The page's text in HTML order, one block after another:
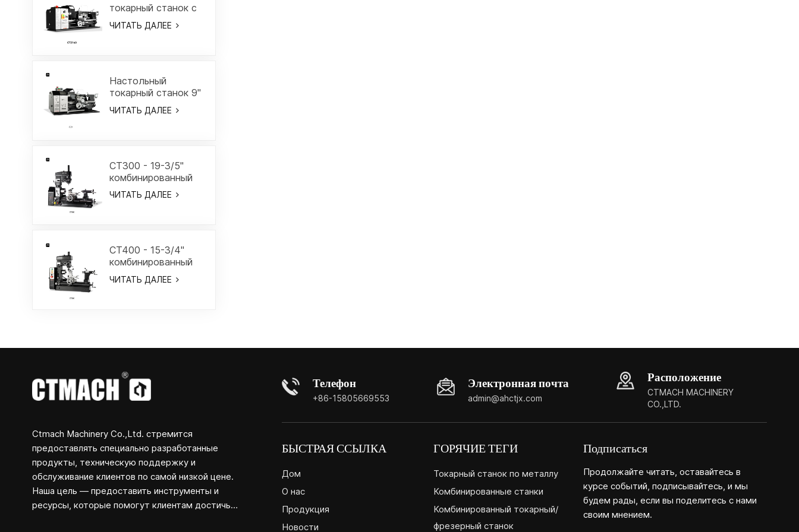
токарный станок с
переменной
скоростью - CT2140
ЧИТАТЬ ДАЛЕЕ
Настольный
токарный станок 9"
x 18" - C21
ЧИТАТЬ ДАЛЕЕ
CT300 - 19-3/5"
комбинированный
токарный/
фрезерный станок
ЧИТАТЬ ДАЛЕЕ
CT400 - 15-3/4"
комбинированный
токарный/
фрезерный станок
ЧИТАТЬ ДАЛЕЕ
Ctmach Machinery Co.,Ltd. стремится
предоставлять специально разработанные
продукты, техническую поддержку и
обслуживание клиентов по самой низкой цене.
Наша цель — предоставить инструменты и
ресурсы, которые помогут клиентам достичь
Телефон
+86-15805669553
Электронная почта
admin@ahctjx.com
Расположение
CTMACH MACHINERY
CO.,LTD.
БЫСТРАЯ ССЫЛКА
Дом
О нас
Продукция
Новости
ГОРЯЧИЕ ТЕГИ
Токарный станок по металлу
Комбинированные станки
Комбинированный токарный/
фрезерный станок
Подписаться
Продолжайте читать, оставайтесь в
курсе событий, подписывайтесь, и мы
будем рады, если вы поделитесь с нами
своим мнением.